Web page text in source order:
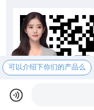
可以介绍下你们的产品么